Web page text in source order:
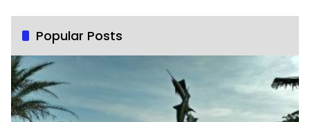
Popular Posts